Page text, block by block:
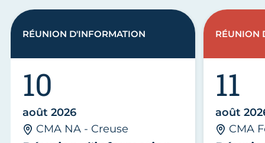
10
août 2026
CMA NA - Creuse
RÉUNION D'INFORMATION
11
août
CMA
RÉUNION